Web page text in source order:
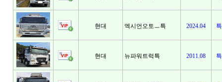
현대 엑시언오토ㅡ특 2024.04
현대 뉴파워트럭특 2011.08